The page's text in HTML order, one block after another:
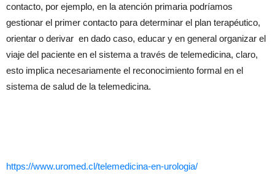
contacto, por ejemplo, en la atención primaria podríamos
gestionar el primer contacto para determinar el plan terapéutico,
orientar o derivar en dado caso, educar y en general organizar el
viaje del paciente en el sistema a través de telemedicina, claro,
esto implica necesariamente el reconocimiento formal en el
sistema de salud de la telemedicina.
https://www.uromed.cl/telemedicina-en-urologia/